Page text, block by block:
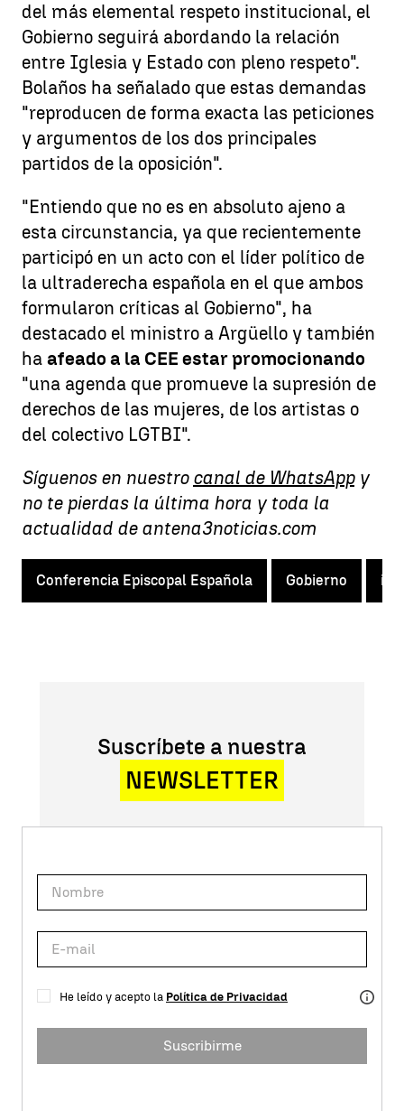
del más elemental respeto institucional, el
Gobierno seguirá abordando la relación
entre Iglesia y Estado con pleno respeto".
Bolaños ha señalado que estas demandas
"reproducen de forma exacta las peticiones
y argumentos de los dos principales
partidos de la oposición".
"Entiendo que no es en absoluto ajeno a
esta circunstancia, ya que recientemente
participó en un acto con el líder político de
la ultraderecha española en el que ambos
formularon críticas al Gobierno", ha
destacado el ministro a Argüello y también
ha afeado a la CEE estar promocionando
"una agenda que promueve la supresión de
derechos de las mujeres, de los artistas o
del colectivo LGTBI".
Síguenos en nuestro canal de WhatsAppy
no te pierdas la última hora y toda la
actualidad de antena3noticias.com
Conferencia Episcopal Española Gobierno
Suscríbete a nuestra
NEWSLETTER
He leído y acepto la Política de Privacidad
Suscribirme